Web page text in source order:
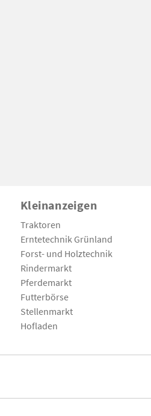
Kleinanzeigen
Traktoren
Erntetechnik Grünland
Forst- und Holztechnik
Rindermarkt
Pferdemarkt
Futterbörse
Stellenmarkt
Hofladen